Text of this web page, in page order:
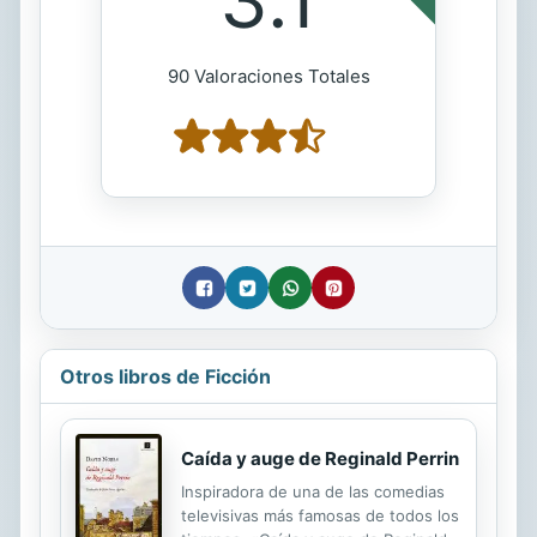
90 Valoraciones Totales
Otros libros de Ficción
Caída y auge de Reginald Perrin
Inspiradora de una de las comedias
televisivas más famosas de todos los